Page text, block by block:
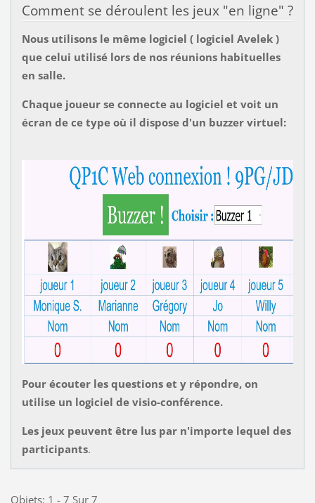
Comment se déroulent les jeux "en ligne" ?
Nous utilisons le même logiciel ( logiciel Avelek )
que celui utilisé lors de nos réunions habituelles
en salle.
Chaque joueur se connecte au logiciel et voit un
écran de ce type où il dispose d'un buzzer virtuel:
Pour écouter les questions et y répondre, on
utilise un logiciel de visio-conférence.
Les jeux peuvent être lus par n'importe lequel des
participants.
Objets: 1 - 7 Sur 7